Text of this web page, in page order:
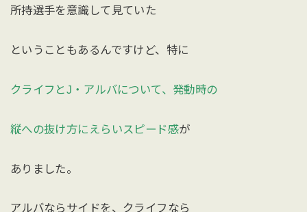
所持選手を意識して見ていた
ということもあるんですけど、特に
クライフとJ・アルバについて、発動時の
縦への抜け方にえらいスピード感が
ありました。
アルバならサイドを、クライフなら